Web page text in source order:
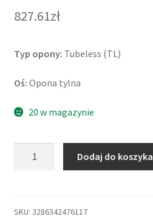
827.61zł
Typ opony: Tubeless (TL)
Oś: Opona tylna
20 w magazynie
190/55
Dodaj do koszyka
SKU: 3286342476117